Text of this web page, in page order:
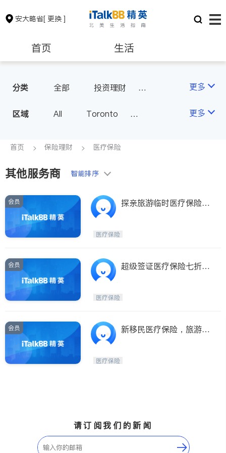
安大略省[ 更换 ]
首页 生活
保险理财 房地产租售
银行贷款 会计师
建筑装修
分类 全部
投资理财
医疗保险
汽车保险
更多
区域 All
Toronto
Scarborough
North York
Brampton
Kitchener
Newmarket
Stouffville
Maple
Waterloo
Guelph
Ajax
Oshawa
Niagara Falls
Pickering
Concord
Port Perry
King
更多
首页 保险理财 医疗保险
其他服务商 智能排序
会员
探亲旅游临时医疗保险
医疗保险
会员
超级签证医疗保险七折优
医疗保险
会员
新移民医疗保险，旅游探
医疗保险
请订阅我们的新闻